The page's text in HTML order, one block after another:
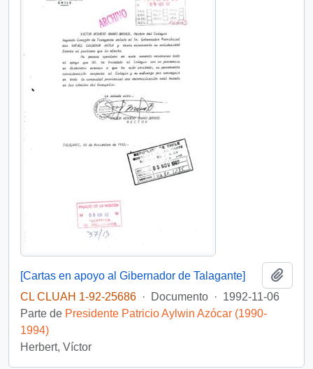
[Cartas en apoyo al Gibernador de Talagante]
CL CLUAH 1-92-25686 · Documento · 1992-11-06
Parte de Presidente Patricio Aylwin Azócar (1990-
1994)
Herbert, Víctor